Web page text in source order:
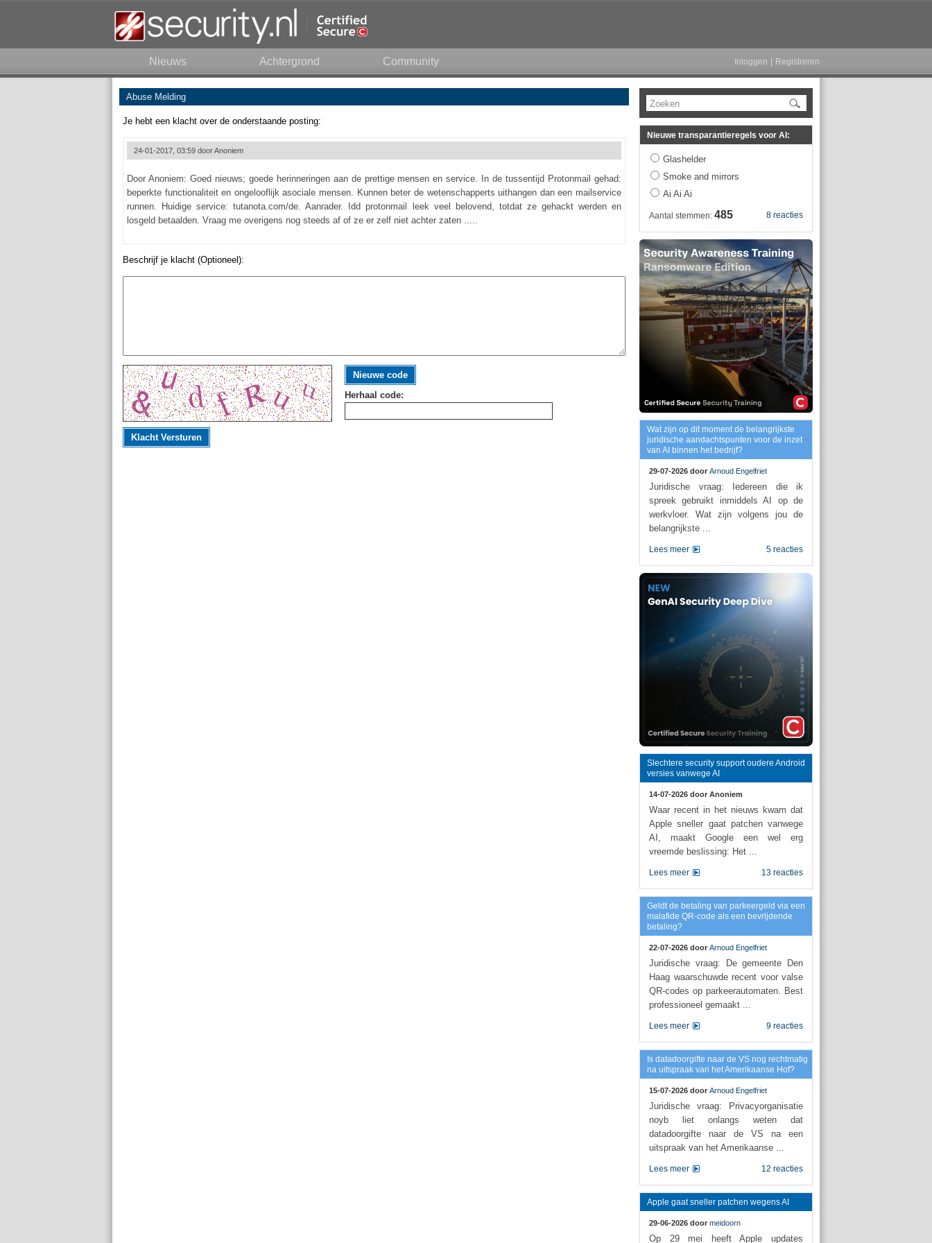
Nieuws Achtergrond Community Inloggen Registreren
Abuse Melding
Je hebt een klacht over de onderstaande posting:
24-01-2017, 03:59 doorAnoniem
Door Anoniem: Goed nieuws; goede herinneringen aan de prettige mensen en service. In de tussentijd Protonmail gehad:
beperkte functionaliteit en ongelooflijk asociale mensen. Kunnen beter de wetenschapperts uithangen dan een mailservice
runnen. Huidige service: tutanota.com/de. Aanrader. Idd protonmail leek veel belovend, totdat ze gehackt werden en
losgeld betaalden. Vraag me overigens nog steeds af of ze er zelf niet achter zaten .....
Beschrijf je klacht (Optioneel):
Nieuwe code
Herhaal code:
Klacht Versturen
Zoeken
Nieuwe transparantieregels voor AI:
Glashelder
Smoke and mirrors
Ai Ai Ai
8 reacties
Aantal stemmen: 485
Wat zijn op dit moment de belangrijkste
juridische aandachtspunten voor de inzet
van AI binnen het bedrijf?
29-07-2026 door Arnoud Engelfriet
Juridische vraag: Iedereen die ik
spreek gebruikt inmiddels AI op de
werkvloer. Wat zijn volgens jou de
belangrijkste ...
5 reacties
Lees meer
Slechtere security support oudere Android
versies vanwege AI
14-07-2026 door Anoniem
Waar recent in het nieuws kwam dat
Apple sneller gaat patchen vanwege
AI, maakt Google een wel erg
vreemde beslissing: Het ...
13 reacties
Lees meer
Geldt de betaling van parkeergeld via een
malafide QR-code als een bevrijdende
betaling?
22-07-2026 door Arnoud Engelfriet
Juridische vraag: De gemeente Den
Haag waarschuwde recent voor valse
QR-codes op parkeerautomaten. Best
professioneel gemaakt ...
9 reacties
Lees meer
Is datadoorgifte naar de VS nog rechtmatig
na uitspraak van het Amerikaanse Hof?
15-07-2026 door Arnoud Engelfriet
Juridische vraag: Privacyorganisatie
noyb liet onlangs weten dat
datadoorgifte naar de VS na een
uitspraak van het Amerikaanse ...
12 reacties
Lees meer
Apple gaat sneller patchen wegens AI
29-06-2026 door meidoorn
Op 29 mei heeft Apple updates